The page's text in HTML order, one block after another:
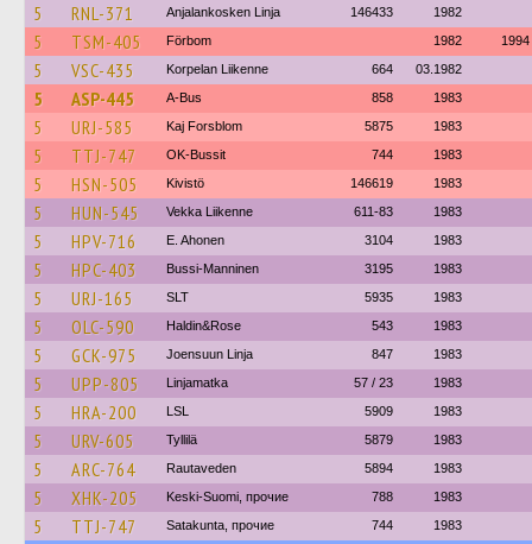
5 RNL-371 Anjalankosken Linja 146433 1982
5 TSM-405 Förbom 1982 1994
5 VSC-435 Korpelan Liikenne 664 03.1982
5 ASP-445 A-Bus 858 1983
5 URJ-585 Kaj Forsblom 5875 1983
5 TTJ-747 OK-Bussit 744 1983
5 HSN-505 Kivistö 146619 1983
5 HUN-545 Vekka Liikenne 611-83 1983
5 HPV-716 E. Ahonen 3104 1983
5 HPC-403 Bussi-Manninen 3195 1983
5 URJ-165 SLT 5935 1983
5 OLC-590 Haldin&Rose 543 1983
5 GCK-975 Joensuun Linja 847 1983
5 UPP-805 Linjamatka 57 / 23 1983
5 HRA-200 LSL 5909 1983
5 URV-605 Tyllilä 5879 1983
5 ARC-764 Rautaveden 5894 1983
5 XHK-205 Keski-Suomi, прочие 788 1983
5 TTJ-747 Satakunta, прочие 744 1983